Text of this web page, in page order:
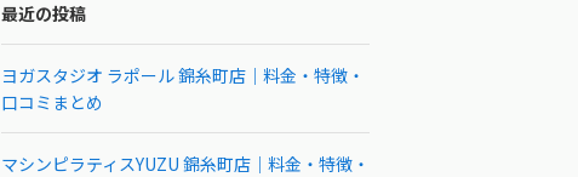
最近の投稿
ヨガスタジオ ラポール 錦糸町店｜料金・特徴・
口コミまとめ
マシンピラティスYUZU 錦糸町店｜料金・特徴・